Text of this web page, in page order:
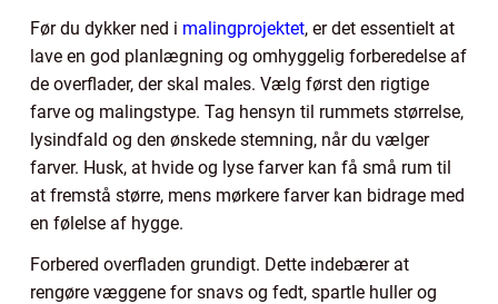
Før du dykker ned i malingprojektet, er det essentielt at
lave en god planlægning og omhyggelig forberedelse af
de overflader, der skal males. Vælg først den rigtige
farve og malingstype. Tag hensyn til rummets størrelse,
lysindfald og den ønskede stemning, når du vælger
farver. Husk, at hvide og lyse farver kan få små rum til
at fremstå større, mens mørkere farver kan bidrage med
en følelse af hygge.
Forbered overfladen grundigt. Dette indebærer at
rengøre væggene for snavs og fedt, spartle huller og